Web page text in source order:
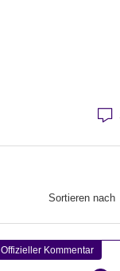
Sortieren nach
Offizieller Kommentar